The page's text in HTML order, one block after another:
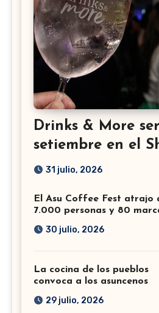
Drinks & More
setiembre en el
31 julio, 2026
El Asu Coffee Fest atrajo
7.000 personas y 80
30 julio, 2026
La cocina de los pueblos
convoca a los asuncenos
29 julio, 2026